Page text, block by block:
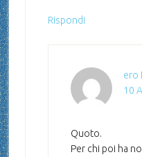
Rispondi
ero
10
Quoto.
Per chi poi ha